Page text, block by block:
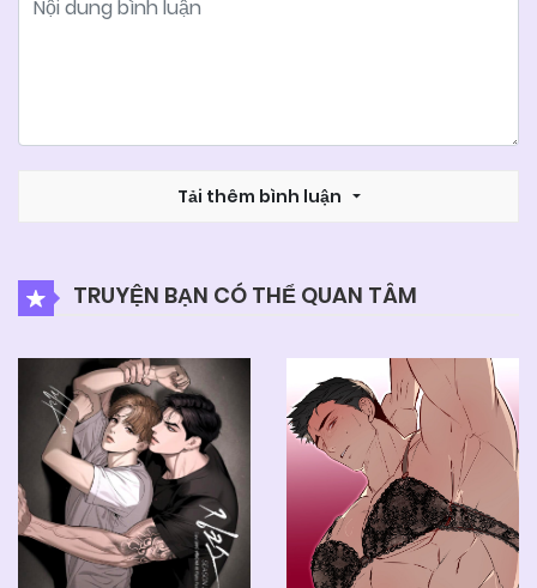
Tải thêm bình luận
TRUYỆN BẠN CÓ THỂ QUAN TÂM